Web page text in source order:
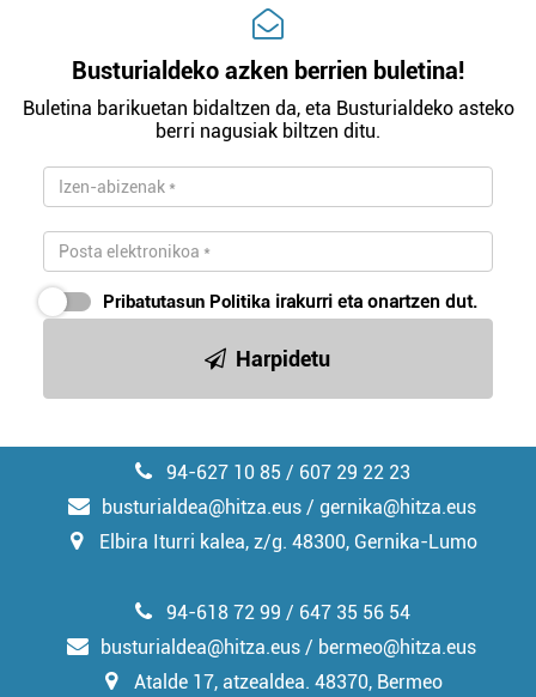
Busturialdeko azken berrien buletina!
Buletina barikuetan bidaltzen da, eta Busturialdeko asteko
berri nagusiak biltzen ditu.
Pribatutasun Politika irakurri eta onartzen dut.
Harpidetu
94-627 10 85 / 607 29 22 23
busturialdea@hitza.eus / gernika@hitza.eus
Elbira Iturri kalea, z/g. 48300, Gernika-Lumo
94-618 72 99 / 647 35 56 54
busturialdea@hitza.eus / bermeo@hitza.eus
Atalde 17, atzealdea. 48370, Bermeo